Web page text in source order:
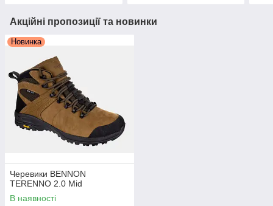
Акційні пропозиції та новинки
Новинка
Черевики BENNON
TERENNO 2.0 Mid
В наявності